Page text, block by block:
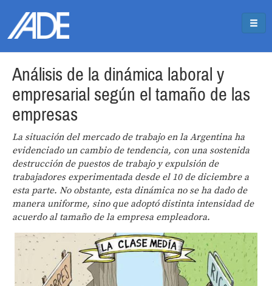
Análisis de la dinámica laboral y
empresarial según el tamaño de las
empresas
La situación del mercado de trabajo en la Argentina ha
evidenciado un cambio de tendencia, con una sostenida
destrucción de puestos de trabajo y expulsión de
trabajadores experimentada desde el 10 de diciembre a
esta parte. No obstante, esta dinámica no se ha dado de
manera uniforme, sino que adoptó distinta intensidad de
acuerdo al tamaño de la empresa empleadora.